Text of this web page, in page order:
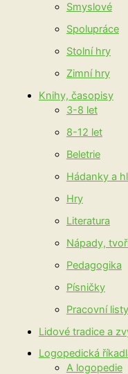
Smyslové
Spolupráce
Stolní hry
Zimní hry
Knihy, časopisy
3-8 let
8-12 let
Beletrie
Hádanky a
Hry
Literatura
Nápady,
Pedagogika
Písničky
Pracovní listy
Lidové tradice a
Logopedická
A logopedie